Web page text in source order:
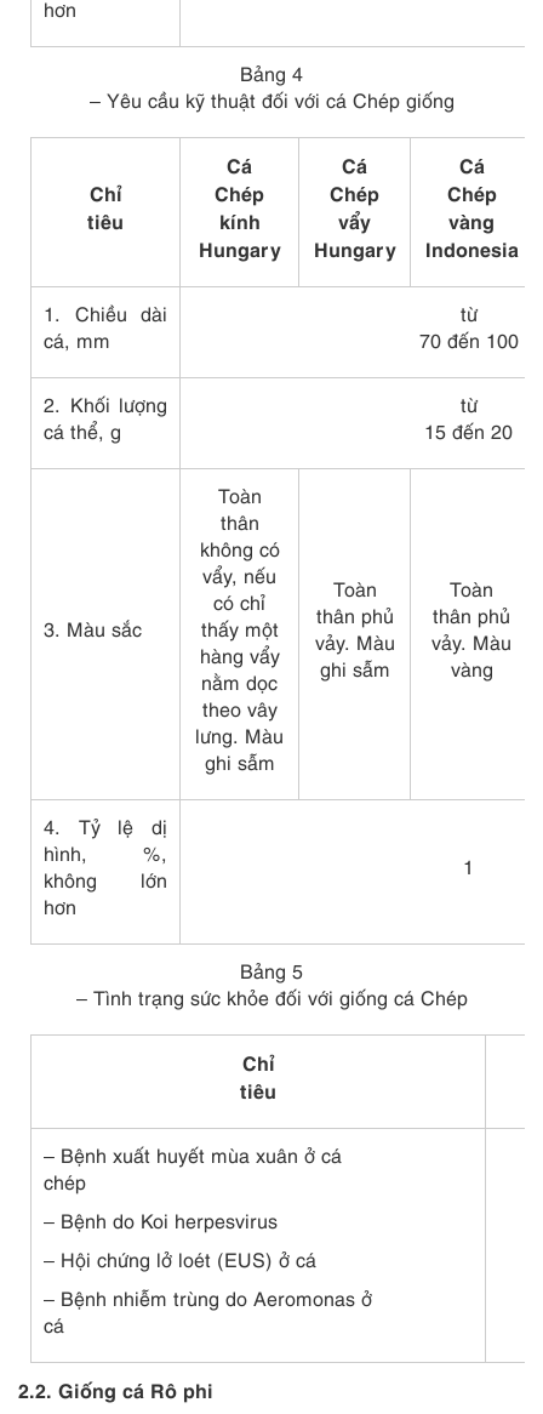
hơn
Bảng 4
– Yêu cầu kỹ thuật đối với cá Chép giống
Chỉ
tiêu
Cá
Chép
kính
Hungary
Cá
Chép
vẩy
Hungary
Cá
Chép
vàng
Indonesia
1. Chiều dài
cá, mm
từ
70 đến 100
2. Khối lượng
cá thể, g
từ
15 đến 20
3. Màu sắc
Toàn
thân
không có
vẩy, nếu
có chỉ
thấy một
hàng vẩy
nằm dọc
theo vây
lưng. Màu
ghi sẫm
Toàn
thân phủ
vảy. Màu
ghi sẫm
Toàn
thân phủ
vảy. Màu
vàng
4. Tỷ lệ dị
hình, %,
không lớn
hơn
1
Bảng 5
– Tình trạng sức khỏe đối với giống cá Chép
Chỉ
tiêu
– Bệnh xuất huyết mùa xuân ở cá
chép
– Bệnh do Koi herpesvirus
– Hội chứng lở loét (EUS) ở cá
– Bệnh nhiễm trùng do Aeromonas ở
cá
2.2. Giống cá Rô phi